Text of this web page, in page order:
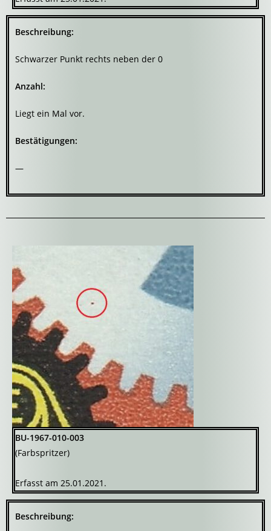
Beschreibung:
Schwarzer Punkt rechts neben der 0
Anzahl:
Liegt ein Mal vor.
Bestätigungen:
—
BU-1967-010-003
(Farbspritzer)
Erfasst am 25.01.2021.
Beschreibung: